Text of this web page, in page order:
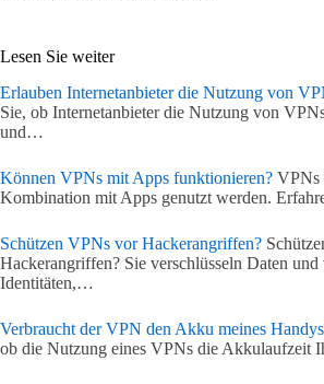
Lesen Sie weiter
Erlauben Internetanbieter die Nutzung von
Sie, ob Internetanbieter die Nutzung von
und…
Können VPNs mit Apps funktionieren? VPNs
Kombination mit Apps genutzt werden.
Schützen VPNs vor Hackerangriffen?
Hackerangriffen? Sie verschlüsseln Daten und
Identitäten,…
Verbraucht der VPN den Akku meines
ob die Nutzung eines VPNs die Akkulaufzeit